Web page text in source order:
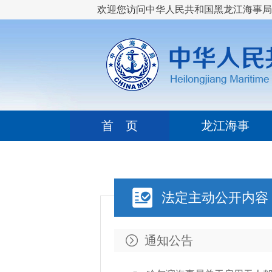
欢迎您访问中华人民共和国黑龙江海事
首 页 龙江海事
法定主动公开内容
通知公告